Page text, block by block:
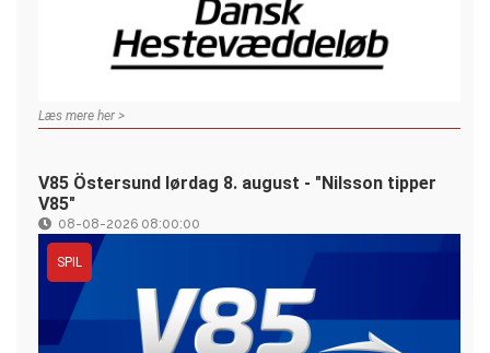
Læs mere her >
V85 Östersund lørdag 8. august - "Nilsson tipper
V85"
08-08-2026 08:00:00
SPIL